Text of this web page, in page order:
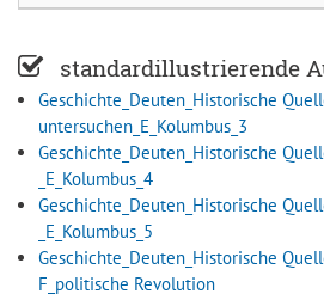
standardillustrierende
Geschichte_Deuten_Historische
untersuchen_E_Kolumbus_3
Geschichte_Deuten_Historische
_E_Kolumbus_4
Geschichte_Deuten_Historische
_E_Kolumbus_5
Geschichte_Deuten_Historische
F_politische Revolution